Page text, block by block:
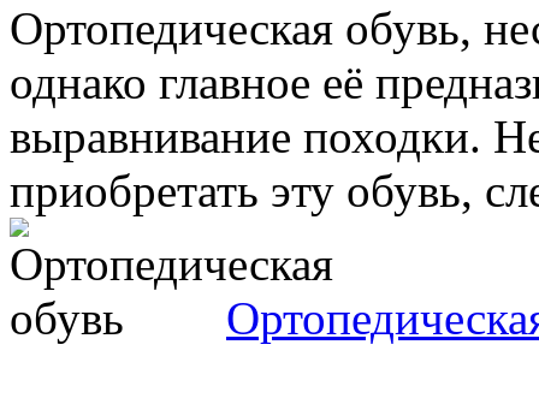
Ортопедическая обувь,
однако главное её
выравнивание походки.
приобретать эту обувь,